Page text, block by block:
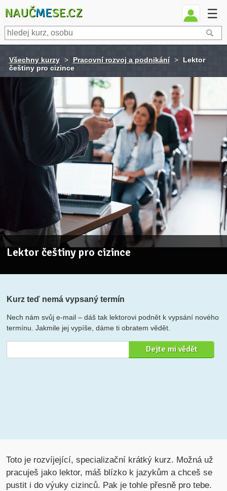
NAUČMESE.CZ ☰
Všechny kurzy > Pracovní rozvoj a podnikání >
Lektor
češtiny pro cizince
Lektor češtiny pro cizince
Kurz teď nemá vypsaný termín
Nech nám svůj e-mail – dáš tak lektorovi podnět k vypsání nového
termínu. Jakmile jej vypíše, dáme ti obratem vědět.
Toto je rozvíjející, specializační krátký kurz. Možná už
pracuješ jako lektor, máš blízko k jazykům a chceš se
pustit i do výuky cizinců. Pak je tohle přesně pro tebe.